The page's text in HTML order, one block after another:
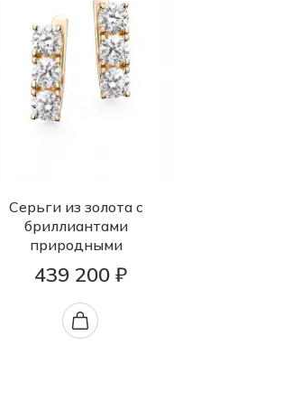
Серьги из золота с
бриллиантами
природными
439 200 ₽